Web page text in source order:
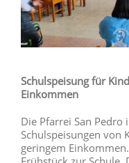
Schulspeisung für
Einkommen
Die Pfarrei San
Schulspeisungen von
geringem